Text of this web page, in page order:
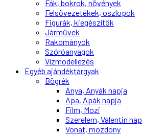
Fák, bokrok, növények
Felsővezetékek, oszlopok
Figurák, kiegészítők
Járművek
Rakományok
Szóróanyagok
Vízmodellezés
Egyéb ajándéktárgyak
Bögrék
Anya, Anyák napja
Apa, Apák napja
Film, Mozi
Szerelem, Valentin nap
Vonat, mozdony